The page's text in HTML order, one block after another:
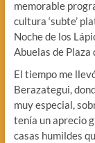
memorable
cultura ‘subte’
Noche de los
Abuelas de Plaza
El tiempo me
Berazategui,
muy especial,
tenía un aprecio
casas humildes